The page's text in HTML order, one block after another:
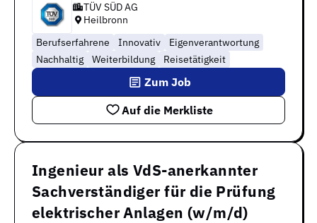
TÜV SÜD AG
Heilbronn
Berufserfahrene
Innovativ
Eigenverantwortung
Nachhaltig
Weiterbildung Reisetätigkeit
Auf die Merkliste
Zum Job
Ingenieur als VdS-anerkannter
Sachverständiger für die Prüfung
elektrischer Anlagen (w/m/d)